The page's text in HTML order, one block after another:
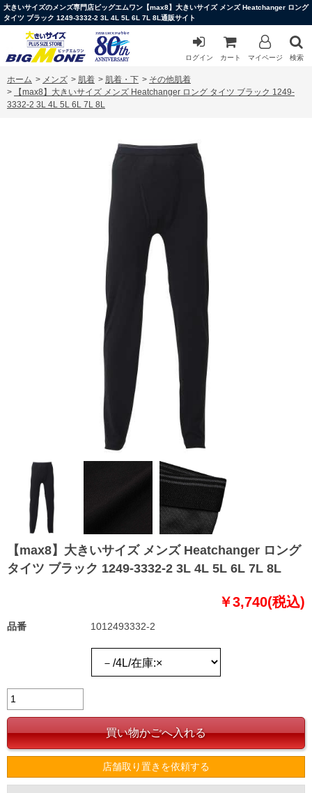
大きいサイズのメンズ専門店ビッグエムワン【max8】大きいサイズ メンズ Heatchanger ロング
タイツ ブラック 1249-3332-2 3L 4L 5L 6L 7L 8L通販サイト
ログイン カート マイページ 検索
ホーム > メンズ > 肌着 > 肌着・下 > その他肌着
>
【max8】大きいサイズ メンズ Heatchanger ロング タイツ ブラック 1249-
3332-2 3L 4L 5L 6L 7L 8L
【max8】大きいサイズ メンズ Heatchanger ロング
タイツ ブラック 1249-3332-2 3L 4L 5L 6L 7L 8L
￥3,740(税込)
品番 1012493332-2
店舗取り置きを依頼する